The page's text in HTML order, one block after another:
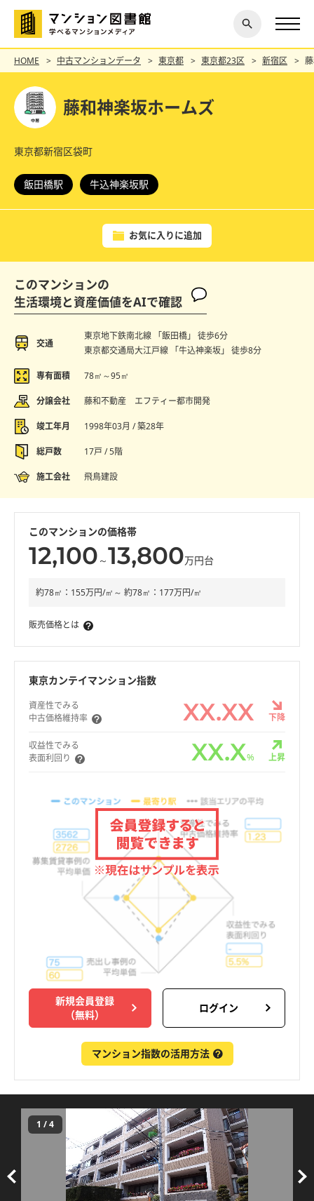
探す
閉じ
る
HOME 中古マンションデータ 東京都 東京都23区 新宿区
藤和神楽坂ホームズ
東京都新宿区袋町
飯田橋駅 牛込神楽坂駅
お気に入りに追加
このマンションの
生活環境と資産価値をAIで確認
交通
東京地下鉄南北線 「飯田橋」 徒歩6分
東京都交通局大江戸線 「牛込神楽坂」 徒歩8分
専有面積 78㎡～95㎡
分譲会社 藤和不動産 エフティー都市開発
竣工年月 1998年03月 / 築28年
総戸数 17戸 / 5階
施工会社 飛鳥建設
このマンションの価格帯
12,100 ～13,800万円台
約78㎡：155万円/㎡～ 約78㎡：177万円/㎡
販売価格とは
東京カンテイマンション指数
資産性でみる
中古価格維持率
XX.XX 下降
収益性でみる
表面利回り
XX.X% 上昇
新規会員登録
（無料）
ログイン
マンション指数の活用方法
1 /4